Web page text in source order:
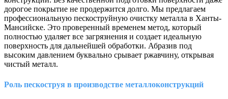
дорогое покрытие не продержится долго. Мы предлагаем
профессиональную пескоструйную очистку металла в Ханты-
Мансийске. Это проверенный временем метод, который
полностью удаляет все загрязнения и создает идеальную
поверхность для дальнейшей обработки. Абразив под
высоким давлением буквально срывает ржавчину, открывая
чистый металл.
Роль пескоструя в производстве металлоконструкций